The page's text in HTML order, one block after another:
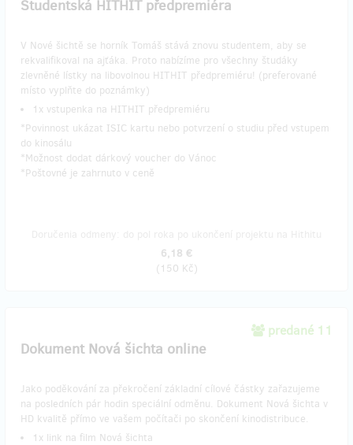
Studentská HITHIT předpremiéra
V Nové šichtě se horník Tomáš stává znovu studentem, aby se
rekvalifikoval na ajťáka. Proto nabízíme pro všechny študáky
zlevněné lístky na libovolnou HITHIT předpremiéru! (preferované
místo vyplňte do poznámky)
1x vstupenka na HITHIT předpremiéru
*Povinnost ukázat ISIC kartu nebo potvrzení o studiu před vstupem
do kinosálu
*Možnost dodat dárkový voucher do Vánoc
*Poštovné je zahrnuto v ceně
6,18 €
(150 Kč)
predané 11
​Dokument Nová šichta online
Jako poděkování za překročení základní cílové částky zařazujeme
na posledních pár hodin speciální odměnu. Dokument Nová šichta v
HD kvalitě přímo ve vašem počítači po skončení kinodistribuce.
1x link na film Nová šichta